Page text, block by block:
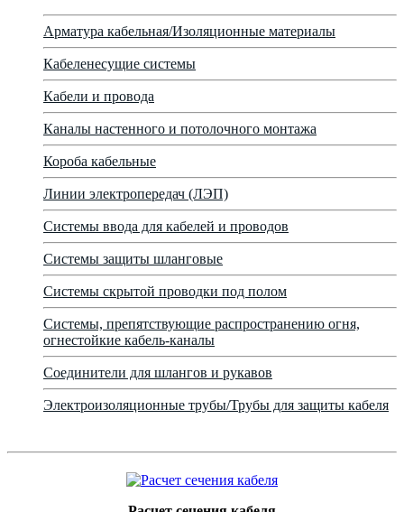
Арматура кабельная/Изоляционные материалы
Кабеленесущие системы
Кабели и провода
Каналы настенного и потолочного монтажа
Короба кабельные
Линии электропередач (ЛЭП)
Системы ввода для кабелей и проводов
Системы защиты шланговые
Системы скрытой проводки под полом
Системы, препятствующие распространению огня,
огнестойкие кабель-каналы
Соединители для шлангов и рукавов
Электроизоляционные трубы/Трубы для защиты кабеля